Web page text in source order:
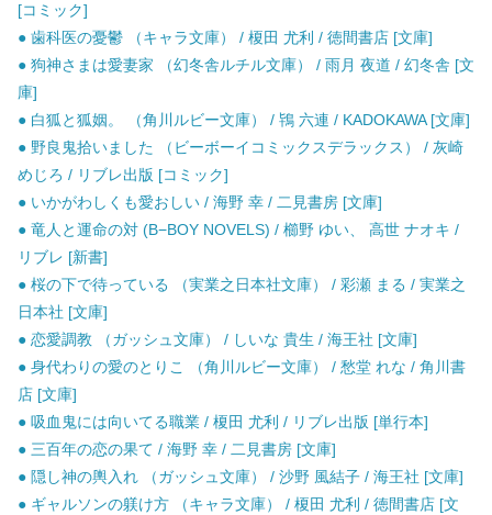
[コミック]
● 歯科医の憂鬱 （キャラ文庫） / 榎田 尤利 / 徳間書店 [文庫]
● 狗神さまは愛妻家 （幻冬舎ルチル文庫） / 雨月 夜道 / 幻冬舎 [文
庫]
● 白狐と狐姻。 （角川ルビー文庫） / 鴇 六連 / KADOKAWA [文庫]
● 野良鬼拾いました （ビーボーイコミックスデラックス） / 灰崎
めじろ / リブレ出版 [コミック]
● いかがわしくも愛おしい / 海野 幸 / 二見書房 [文庫]
● 竜人と運命の対 (B−BOY NOVELS) / 櫛野 ゆい、 高世 ナオキ /
リブレ [新書]
● 桜の下で待っている （実業之日本社文庫） / 彩瀬 まる / 実業之
日本社 [文庫]
● 恋愛調教 （ガッシュ文庫） / しいな 貴生 / 海王社 [文庫]
● 身代わりの愛のとりこ （角川ルビー文庫） / 愁堂 れな / 角川書
店 [文庫]
● 吸血鬼には向いてる職業 / 榎田 尤利 / リブレ出版 [単行本]
● 三百年の恋の果て / 海野 幸 / 二見書房 [文庫]
● 隠し神の輿入れ （ガッシュ文庫） / 沙野 風結子 / 海王社 [文庫]
● ギャルソンの躾け方 （キャラ文庫） / 榎田 尤利 / 徳間書店 [文